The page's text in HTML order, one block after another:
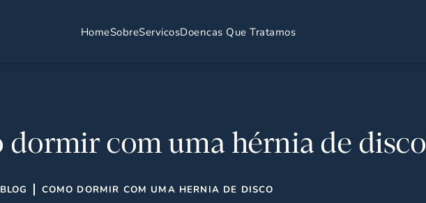
HomeSobreServicosDoencas Que Tratamos
dormir com uma hérnia de disco
BLOG COMO DORMIR COM UMA HERNIA DE DISCO